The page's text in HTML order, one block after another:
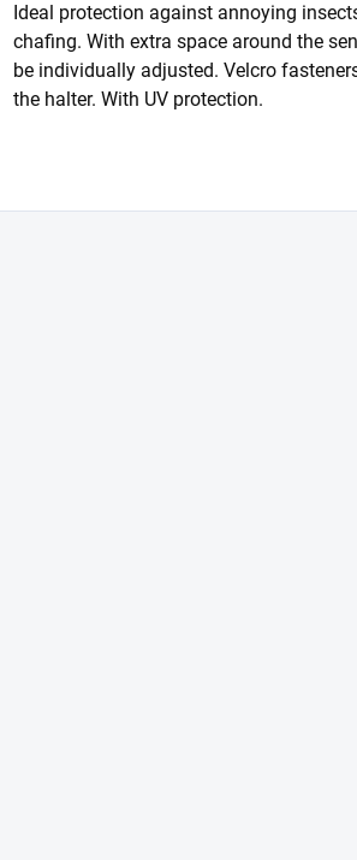
Ideal protection against annoying
chafing. With extra space around the
be individually adjusted. Velcro
the halter. With UV protection.